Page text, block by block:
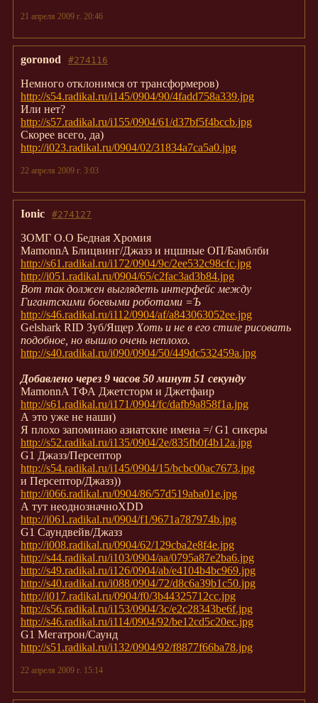
21 апреля 2009 г. 20:46
#274116
goronod
Немного отклонимся от трансформеров)
http://s54.radikal.ru/i145/0904/90/4fadd758a339.jpg
Или нет?
http://s57.radikal.ru/i155/0904/61/d37bf5f4bccb.jpg
Скорее всего, да)
http://i023.radikal.ru/0904/02/31834a7ca5a0.jpg
22 апреля 2009 г. 3:03
#274127
Ionic
ЗОМГ О.О Бедная Хромия
MamonnA Блицвинг/Джазз и нцшные ОП/Бамблби
http://s61.radikal.ru/i172/0904/9c/2ee532c98cfc.jpg
http://i051.radikal.ru/0904/65/c2fac3ad3b84.jpg
Вот так должен выглядеть интерфейс между
Гигантскими боевыми роботами =Ъ
http://s46.radikal.ru/i112/0904/af/a843063052ee.jpg
Gelshark RID Зуб/Ящер Хоть и не в его стиле рисовать
подобное, но вышло очень неплохо.
http://s40.radikal.ru/i090/0904/50/449dc532459a.jpg
Добавлено через 9 часов 50 минут 51 секунду
MamonnA ТФА Джетсторм и Джетфаир
http://s61.radikal.ru/i171/0904/fc/dafb9a858f1a.jpg
А это уже не наши)
Я плохо запоминаю азиатские имена =/ G1 сикеры
http://s52.radikal.ru/i135/0904/2e/835fb0f4b12a.jpg
G1 Джазз/Персептор
http://s54.radikal.ru/i145/0904/15/bcbc00ac7673.jpg
и Персептор/Джазз))
http://i066.radikal.ru/0904/86/57d519aba01e.jpg
А тут неоднозначноXDD
http://i061.radikal.ru/0904/f1/9671a787974b.jpg
G1 Саундвейв/Джазз
http://i008.radikal.ru/0904/62/129cba2e8f4e.jpg
http://s44.radikal.ru/i103/0904/aa/0795a87e2ba6.jpg
http://s49.radikal.ru/i126/0904/ab/e4104b4bc969.jpg
http://s40.radikal.ru/i088/0904/72/d8c6a39b1c50.jpg
http://i017.radikal.ru/0904/f0/3b44325712cc.jpg
http://s56.radikal.ru/i153/0904/3c/e2c28343be6f.jpg
http://s46.radikal.ru/i114/0904/92/be12cd5c20ec.jpg
G1 Мегатрон/Саунд
http://s51.radikal.ru/i132/0904/92/f8877f66ba78.jpg
22 апреля 2009 г. 15:14